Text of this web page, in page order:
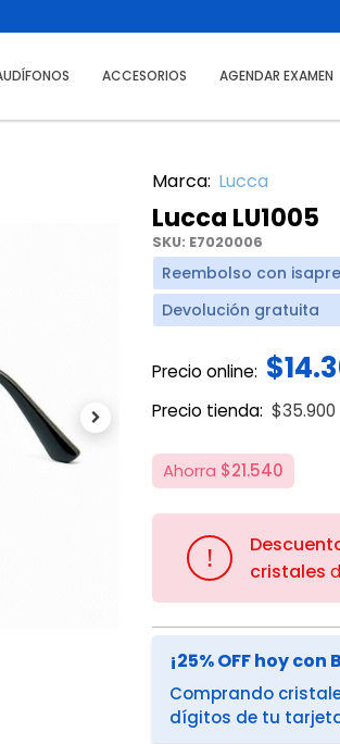
ACCESORIOS AGENDAR EXAMEN
Next
Marca: Lucca
Lucca LU1005
SKU: E7020006
Reembolso con isapre
Devolución gratuita
Precio online:
Precio tienda:
Price
$35.900
Ahorra $21.540
!
cristales
¡25% OFF hoy
Comprando
dígitos de tu